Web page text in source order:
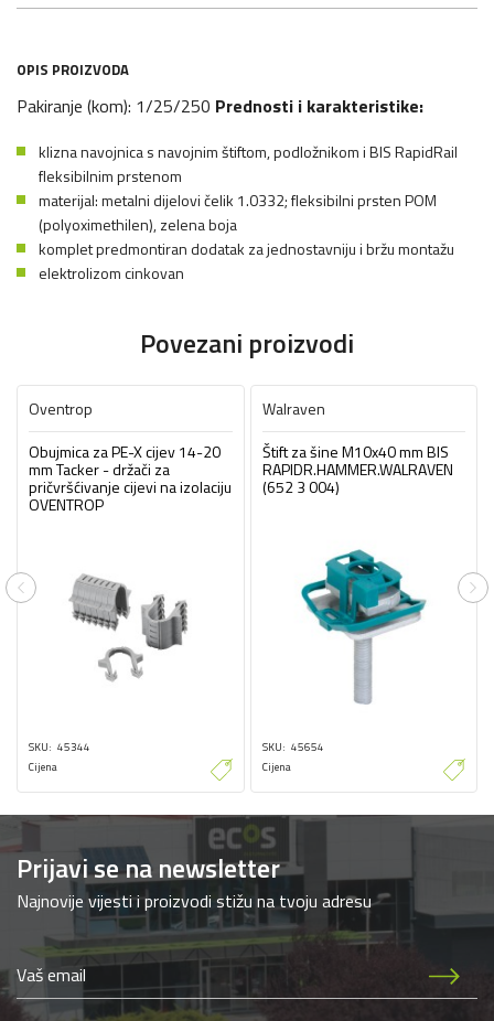
OPIS PROIZVODA
Pakiranje (kom): 1/25/250 Prednosti i karakteristike:
klizna navojnica s navojnim štiftom, podložnikom i BIS RapidRail
fleksibilnim prstenom
materijal: metalni dijelovi čelik 1.0332; fleksibilni prsten POM
(polyoximethilen), zelena boja
komplet predmontiran dodatak za jednostavniju i bržu montažu
elektrolizom cinkovan
Povezani proizvodi
Oventrop
Obujmica za PE-X cijev 14-20
mm Tacker - držači za
pričvršćivanje cijevi na izolaciju
OVENTROP
SKU 45344
Cijena
Walraven
Štift za šine M10x40 mm BIS
RAPIDR.HAMMER.WALRAVEN
(652 3 004)
SKU 45654
Cijena
Previous
Prijavi se na newsletter
Najnovije vijesti i proizvodi stižu na tvoju adresu